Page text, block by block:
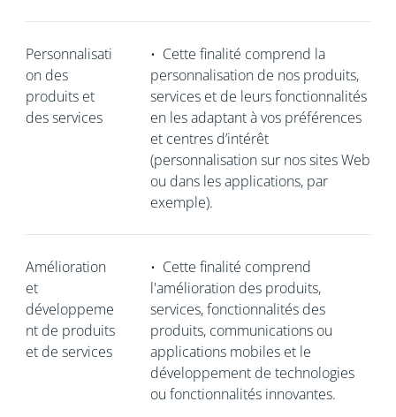
Personnalisati
on des
produits et
des services
• Cette finalité comprend la
personnalisation de nos produits,
services et de leurs fonctionnalités
en les adaptant à vos préférences
et centres d’intérêt
(personnalisation sur nos sites Web
ou dans les applications, par
exemple).
Amélioration
et
développeme
nt de produits
et de services
• Cette finalité comprend
l'amélioration des produits,
services, fonctionnalités des
produits, communications ou
applications mobiles et le
développement de technologies
ou fonctionnalités innovantes.